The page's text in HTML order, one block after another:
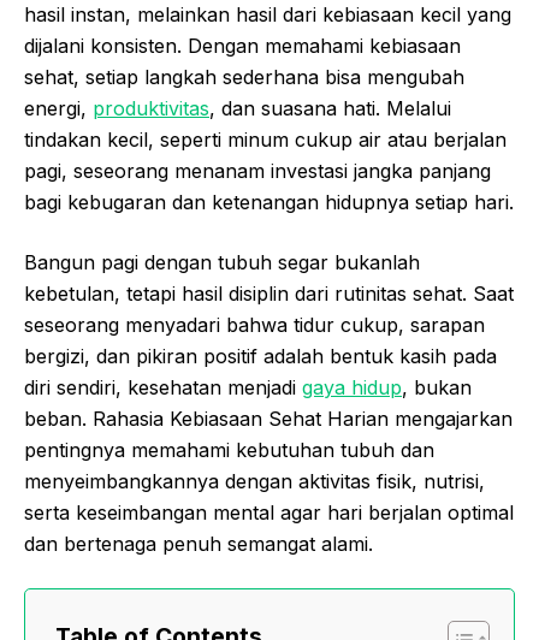
hasil instan, melainkan hasil dari kebiasaan kecil yang
dijalani konsisten. Dengan memahami kebiasaan
sehat, setiap langkah sederhana bisa mengubah
energi, produktivitas, dan suasana hati. Melalui
tindakan kecil, seperti minum cukup air atau berjalan
pagi, seseorang menanam investasi jangka panjang
bagi kebugaran dan ketenangan hidupnya setiap hari.
Bangun pagi dengan tubuh segar bukanlah
kebetulan, tetapi hasil disiplin dari rutinitas sehat. Saat
seseorang menyadari bahwa tidur cukup, sarapan
bergizi, dan pikiran positif adalah bentuk kasih pada
diri sendiri, kesehatan menjadi gaya hidup, bukan
beban. Rahasia Kebiasaan Sehat Harian mengajarkan
pentingnya memahami kebutuhan tubuh dan
menyeimbangkannya dengan aktivitas fisik, nutrisi,
serta keseimbangan mental agar hari berjalan optimal
dan bertenaga penuh semangat alami.